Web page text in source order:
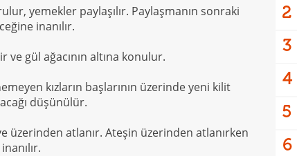
yemekler paylaşılır. Paylaşmanın sonraki
inanılır.
ve gül ağacının altına konulur.
kızların başlarının üzerinde yeni kilit
düşünülür.
üzerinden atlanır. Ateşin üzerinden atlanırken
2
3
4
5
6